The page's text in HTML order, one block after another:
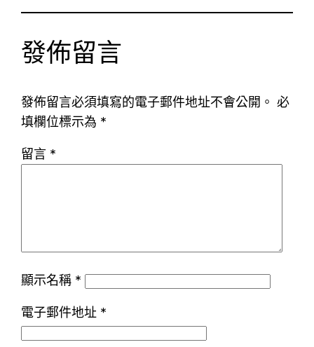
發佈留言
發佈留言必須填寫的電子郵件地址不會公開。 必
填欄位標示為 *
留言 *
顯示名稱 *
電子郵件地址 *